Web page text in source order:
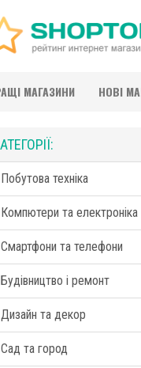
МАГАЗИНИ НОВІ
Побутова техніка
Компютери та електроніка
Смартфони та телефони
Будівництво і ремонт
Дизайн та декор
Сад та город